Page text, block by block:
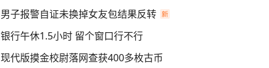
男子报警自证未换掉女友包结果反转
银行午休1.5小时 留个窗口行不行
现代版摸金校尉落网查获400多枚古币